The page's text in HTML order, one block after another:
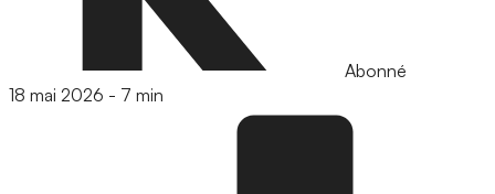
Abonné
18 mai 2026 - 7 min